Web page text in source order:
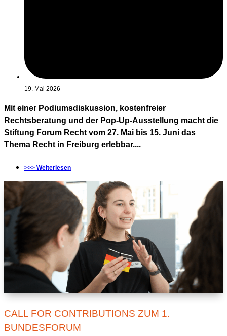
19. Mai 2026
Mit einer Podiumsdiskussion, kostenfreier
Rechtsberatung und der Pop-Up-Ausstellung macht die
Stiftung Forum Recht vom 27. Mai bis 15. Juni das
Thema Recht in Freiburg erlebbar....
>>> Weiterlesen
CALL FOR CONTRIBUTIONS ZUM 1.
BUNDESFORUM